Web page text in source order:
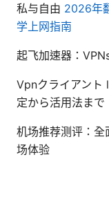
私与自由 2026年
学上网指南
起飞加速器：
Vpnクライアント
定から活用法まで
机场推荐测评：
场体验